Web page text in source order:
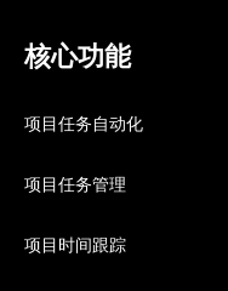
核心功能
项目任务自动化
项目任务管理
项目时间跟踪